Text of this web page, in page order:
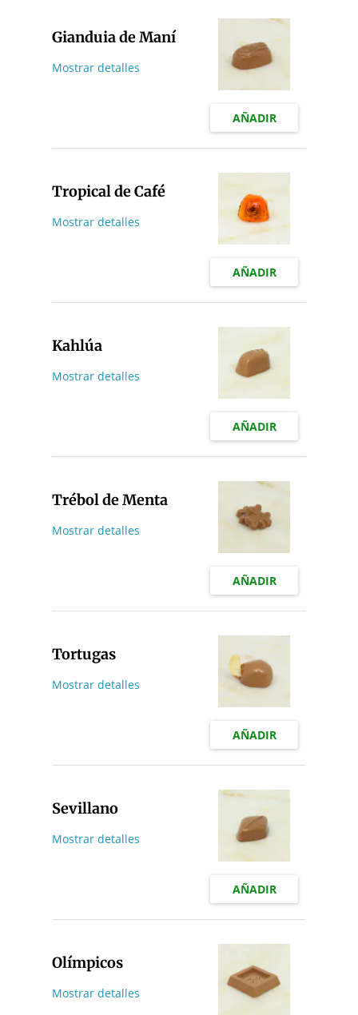
Gianduia de Maní
Mostrar detalles
AÑADIR
Tropical de Café
Mostrar detalles
AÑADIR
Kahlúa
Mostrar detalles
AÑADIR
Trébol de Menta
Mostrar detalles
AÑADIR
Tortugas
Mostrar detalles
AÑADIR
Sevillano
Mostrar detalles
AÑADIR
Olímpicos
Mostrar detalles